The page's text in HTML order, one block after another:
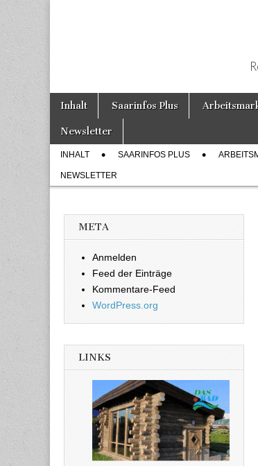
Hauptmenü
Weiter zum Inhalt
Inhalt Saarinfos Plus
Newsletter
Untermenü
INHALT SAARINFOS PLUS
NEWSLETTER
META
Anmelden
Feed der Einträge
Kommentare-Feed
WordPress.org
LINKS